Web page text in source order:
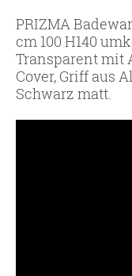
PRIZMA
cm 100 H140
Transparent mit
Cover, Griff aus
Schwarz matt.